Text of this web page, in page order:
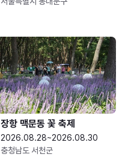
장항 맥문동 꽃 축제
2026.08.28~2026.08.30
충청남도 서천군